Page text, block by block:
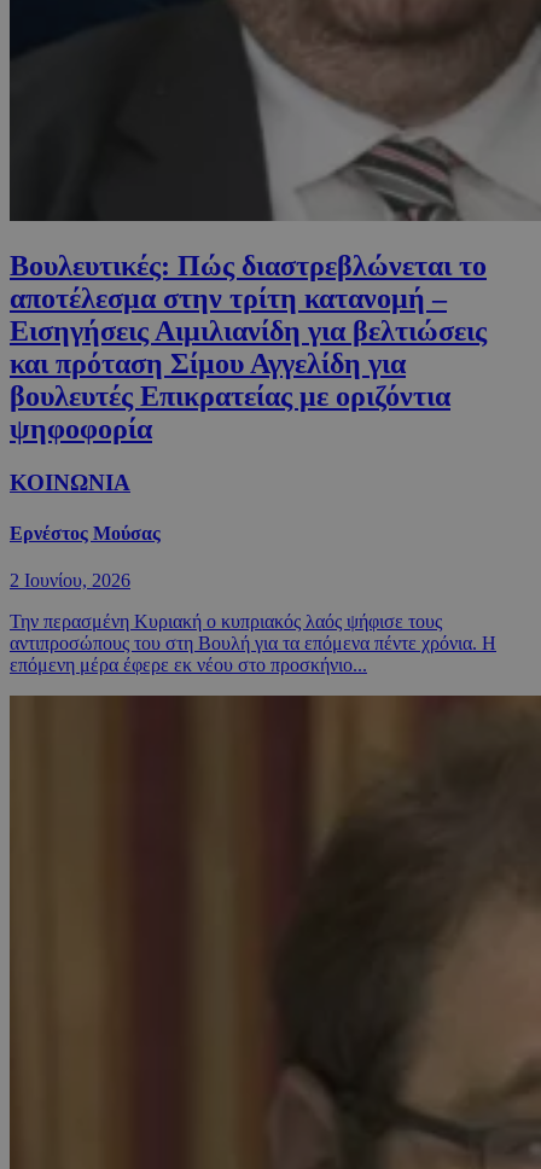
Βουλευτικές: Πώς διαστρεβλώνεται το
αποτέλεσμα στην τρίτη κατανομή –
Εισηγήσεις Αιμιλιανίδη για βελτιώσεις
και πρόταση Σίμου Αγγελίδη για
βουλευτές Επικρατείας με οριζόντια
ψηφοφορία
ΚΟΙΝΩΝΙΑ
Ερνέστος Μούσας
2 Ιουνίου, 2026
Την περασμένη Κυριακή ο κυπριακός λαός ψήφισε τους
αντιπροσώπους του στη Βουλή για τα επόμενα πέντε χρόνια. Η
επόμενη μέρα έφερε εκ νέου στο προσκήνιο...